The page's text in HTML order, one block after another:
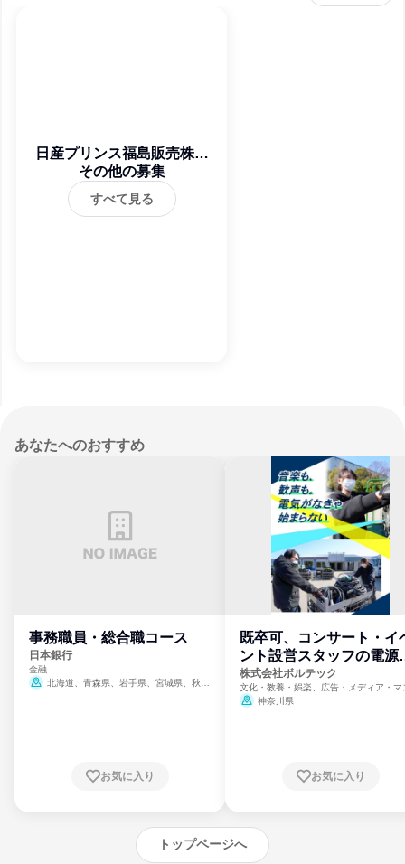
日産プリンス福島販売株式
会社
その他の募集
すべて見る
あなたへのおすすめ
事務職員・総合職コース
日本銀行
金融
北海道、青森県、岩手県、宮城県、秋田
崎県、熊本県、大分県、宮崎県、鹿児島県、
お気に入り
既卒可、コンサート・イ
ント設営スタッフの電源
門
株式会社ボルテック
文化・教養・娯楽、広告・メディア・マ
ミ、電力・ガス・水道・エネルギー
神奈川県
お気に入り
トップページへ